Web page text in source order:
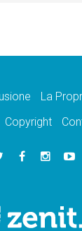
La
Copyright